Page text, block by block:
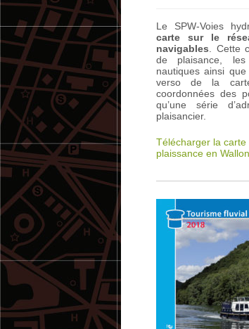
Le SPW-Voies
carte sur le
navigables . Cette
de plaisance,
nautiques ainsi
verso de la
coordonnées des
qu’une série
plaisancier.
Télécharger la
plaissance en